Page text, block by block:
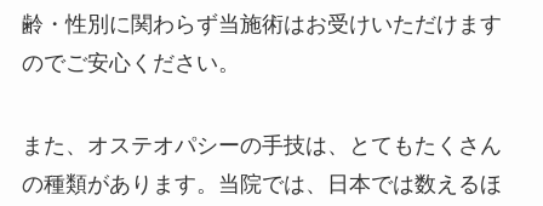
齢・性別に関わらず当施術はお受けいただけます
のでご安心ください。
また、オステオパシーの手技は、とてもたくさん
の種類があります。当院では、日本では数えるほ